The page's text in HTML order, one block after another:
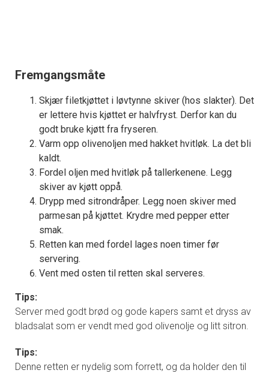
Fremgangsmåte
Skjær filetkjøttet i løvtynne skiver (hos slakter). Det
er lettere hvis kjøttet er halvfryst. Derfor kan du
godt bruke kjøtt fra fryseren.
Varm opp olivenoljen med hakket hvitløk. La det bli
kaldt.
Fordel oljen med hvitløk på tallerkenene. Legg
skiver av kjøtt oppå.
Drypp med sitrondråper. Legg noen skiver med
parmesan på kjøttet. Krydre med pepper etter
smak.
Retten kan med fordel lages noen timer før
servering.
Vent med osten til retten skal serveres.
Tips:
Server med godt brød og gode kapers samt et dryss av
bladsalat som er vendt med god olivenolje og litt sitron.
Tips:
Denne retten er nydelig som forrett, og da holder den til